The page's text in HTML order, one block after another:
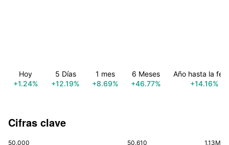
Hoy
+1.24%
5 Días
+12.19%
1 mes
+8.69%
6 Meses
+46.77%
Año hasta la
+14.16%
Cifras clave
50.000
50.610
1.13M